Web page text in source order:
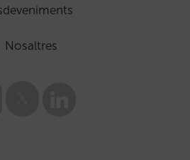
Nosaltres